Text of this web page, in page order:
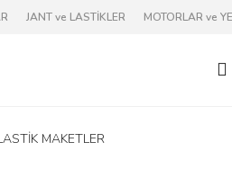
JANT ve LASTİKLER MOTORLAR ve
MAKETLER